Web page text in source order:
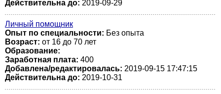
Действительна до: 2019-09-29
Личный помощник
Опыт по специальности: Без опыта
Возраст: от 16 до 70 лет
Образование:
Заработная плата: 400
Добавлена/редактировалась: 2019-09-15 17:47:15
Действительна до: 2019-10-31